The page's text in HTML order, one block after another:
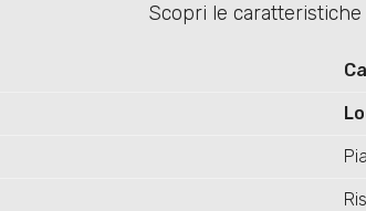
Scopri le